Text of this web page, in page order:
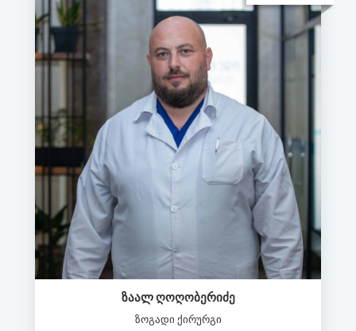
ᲖᲐᲐᲚ ᲦᲝᲦᲝᲑᲔᲠᲘᲫᲔ
ზოგადი ქირურგი